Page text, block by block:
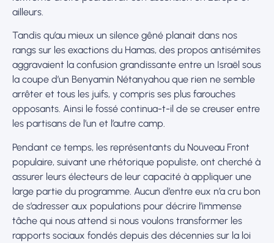
ailleurs.
Tandis qu’au mieux un silence gêné planait dans nos
rangs sur les exactions du Hamas, des propos antisémites
aggravaient la confusion grandissante entre un Israël sous
la coupe d’un Benyamin Nétanyahou que rien ne semble
arrêter et tous les juifs, y compris ses plus farouches
opposants. Ainsi le fossé continua-t-il de se creuser entre
les partisans de l’un et l’autre camp.
Pendant ce temps, les représentants du Nouveau Front
populaire, suivant une rhétorique populiste, ont cherché à
assurer leurs électeurs de leur capacité à appliquer une
large partie du programme. Aucun d’entre eux n’a cru bon
de s’adresser aux populations pour décrire l’immense
tâche qui nous attend si nous voulons transformer les
rapports sociaux fondés depuis des décennies sur la loi